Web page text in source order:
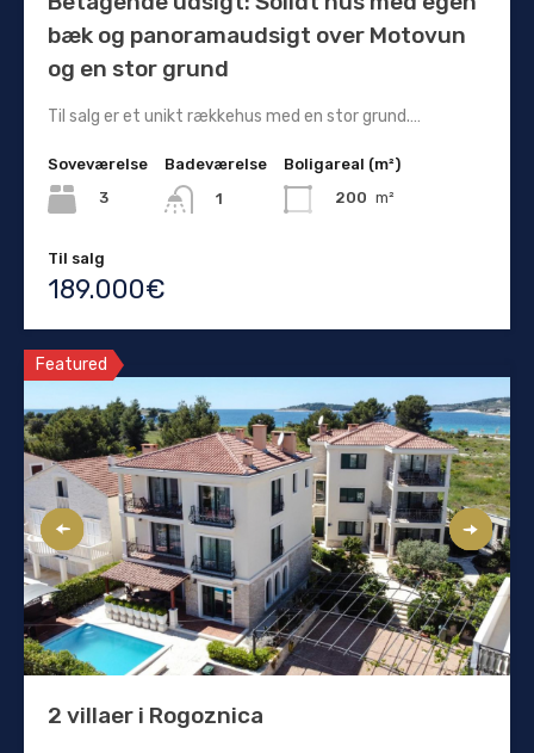
bæk og panoramaudsigt over Motovun
og en stor grund
Til salg er et unikt rækkehus med en stor grund.…
Soveværelse
3
Badeværelse
1
Boligareal (m²)
200 m²
Til salg
189.000€
Featured
2 villaer i Rogoznica